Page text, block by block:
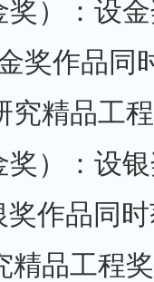
奖）：设
奖作品同
究精品工
奖）：设
作品同
精品工程